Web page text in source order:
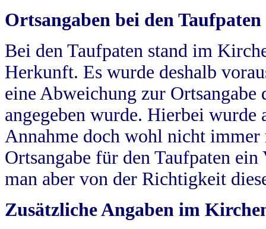
Ortsangaben bei den Taufpaten
Bei den Taufpaten stand im
Herkunft. Es wurde deshalb
eine Abweichung zur
angegeben wurde. Hierbei wurde
Annahme doch wohl nicht
Ortsangabe für den Taufpaten
man aber von der Richtigkeit
Zusätzliche Angaben im